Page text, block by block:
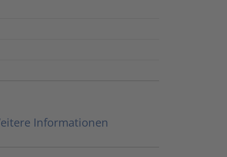
Informationen